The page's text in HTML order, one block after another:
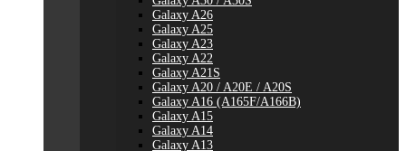
Galaxy A26
Galaxy A25
Galaxy A23
Galaxy A22
Galaxy A21S
Galaxy A20 / A20E / A20S
Galaxy A16 (A165F/A166B)
Galaxy A15
Galaxy A14
Galaxy A13